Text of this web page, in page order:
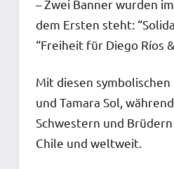
– Zwei Banner wurden
dem Ersten steht:
“Freiheit für Diego Ríos
Mit diesen
und Tamara Sol,
Schwestern und
Chile und weltweit.